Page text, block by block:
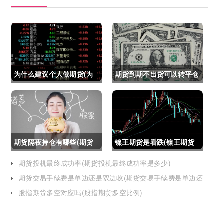
为什么建议个人做期货(为
什么建议个人做期货交易)
期货到期不出货可以转平仓
吗吗(期货如果到期不平仓
怎么办)
期货隔夜持仓有哪些(期货
隔夜持仓有哪些风险)
镍王期货是看跌(镍王期货
是看跌还是看涨)
期货投机最终成功率(期货投机最终成功率是多少)
期货交易手续费是单边还是双边收(期货交易手续费是单边还
是双边收费)
股指期货多空对应吗(股指期货多空比例)